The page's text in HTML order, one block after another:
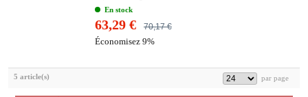
En stock
70,17 €
63,29 €
Économisez 9%
5 article(s)